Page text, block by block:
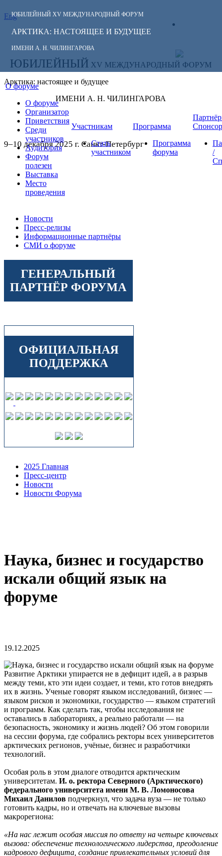
ЮБИЛЕЙНЫЙ XV МЕЖДУНАРОДНЫЙ ФОРУМ
АРКТИКА: НАСТОЯЩЕЕ И БУДУЩЕЕ
ИМЕНИ А. Н. ЧИЛИНГАРОВА
Eng
СЛЕДИТЕ ЗА
НОВОСТЯМИ
ФОРУМА:
ЮБИЛЕЙНЫЙ XV МЕЖДУНАРОДНЫЙ ФОРУМ
Арктика: настоящее и будущее
ИМЕНИ А. Н. ЧИЛИНГАРОВА
9–10 декабря 2025 г. Санкт-Петербург
О форуме
О форуме
Организатор
Приветствия
Среди
участников
Аудитория
Форум
полезен
Выставка
Место
проведения
Участникам
Стать
участником
Программа
Программа
форума
/
Новости
Пресс-релизы
Информационные партнёры
СМИ о форуме
ГЕНЕРАЛЬНЫЙ
ПАРТНЁР ФОРУМА
ОФИЦИАЛЬНАЯ
ПОДДЕРЖКА
2025 Главная
Пресс-центр
Новости
Новости Форума
Наука, бизнес и государство
искали общий язык на
форуме
19.12.2025
Развитие Арктики упирается не в дефицит идей, а в разрыв
между теми, кто эти идеи создает, и теми, кто готов внедрять
их в жизнь. Ученые говорят языком исследований, бизнес —
языком рисков и экономики, государство — языком стратегий
и программ. Как сделать так, чтобы исследования не
оставались в лабораториях, а реально работали — на
безопасность, экономику и жизнь людей? Об этом говорили
на сессии форума, где собрались ректоры всех университетов
арктических регионов, учёные, бизнес и разработчики
технологий.
Особая роль в этом диалоге отводится арктическим
университетам. И. о. ректора Северного (Арктического)
федерального университета имени М. В. Ломоносова
Михаил Данилов подчеркнул, что задача вуза — не только
готовить кадры, но и отвечать на ключевые вызовы
макрорегиона:
«На нас лежит особая миссия по ответу на четыре ключевых
вызова: обеспечение технологического лидерства, преодоление
кадрового дефицита, создание привлекательных условий для